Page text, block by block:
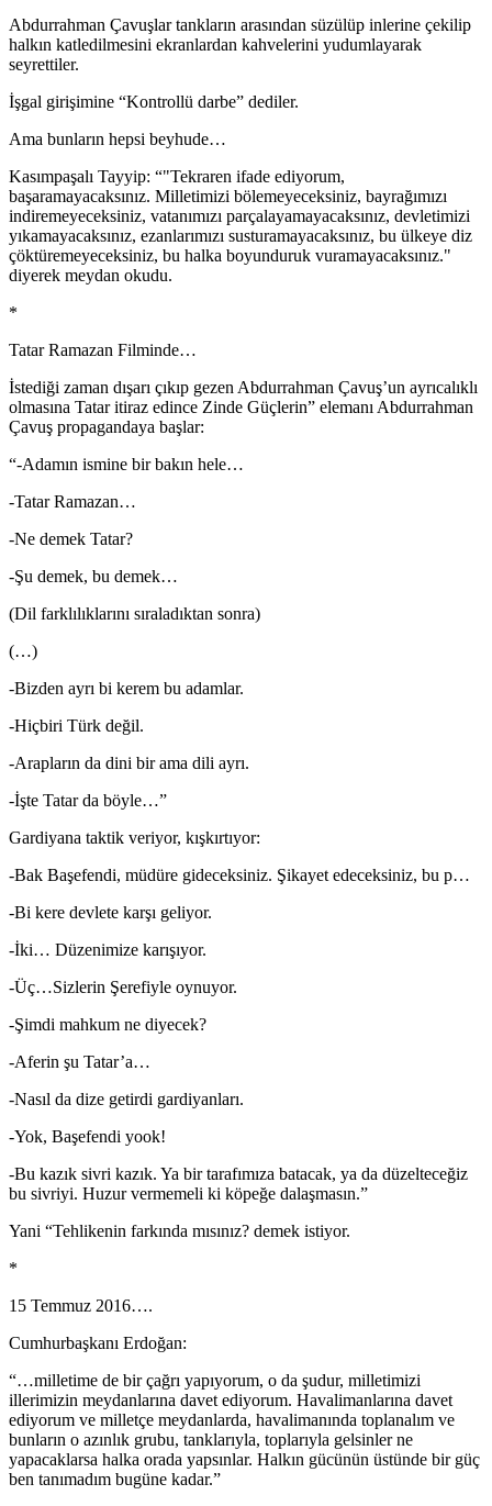
Abdurrahman Çavuşlar tankların arasından süzülüp inlerine çekilip
halkın katledilmesini ekranlardan kahvelerini yudumlayarak
seyrettiler.
İşgal girişimine “Kontrollü darbe” dediler.
Ama bunların hepsi beyhude…
Kasımpaşalı Tayyip: “"Tekraren ifade ediyorum,
başaramayacaksınız. Milletimizi bölemeyeceksiniz, bayrağımızı
indiremeyeceksiniz, vatanımızı parçalayamayacaksınız, devletimizi
yıkamayacaksınız, ezanlarımızı susturamayacaksınız, bu ülkeye diz
çöktüremeyeceksiniz, bu halka boyunduruk vuramayacaksınız."
diyerek meydan okudu.
*
Tatar Ramazan Filminde…
İstediği zaman dışarı çıkıp gezen Abdurrahman Çavuş’un ayrıcalıklı
olmasına Tatar itiraz edince Zinde Güçlerin” elemanı Abdurrahman
Çavuş propagandaya başlar:
“-Adamın ismine bir bakın hele…
-Tatar Ramazan…
-Ne demek Tatar?
-Şu demek, bu demek…
(Dil farklılıklarını sıraladıktan sonra)
(…)
-Bizden ayrı bi kerem bu adamlar.
-Hiçbiri Türk değil.
-Arapların da dini bir ama dili ayrı.
-İşte Tatar da böyle…”
Gardiyana taktik veriyor, kışkırtıyor:
-Bak Başefendi, müdüre gideceksiniz. Şikayet edeceksiniz, bu p…
-Bi kere devlete karşı geliyor.
-İki… Düzenimize karışıyor.
-Üç…Sizlerin Şerefiyle oynuyor.
-Şimdi mahkum ne diyecek?
-Aferin şu Tatar’a…
-Nasıl da dize getirdi gardiyanları.
-Yok, Başefendi yook!
-Bu kazık sivri kazık. Ya bir tarafımıza batacak, ya da düzelteceğiz
bu sivriyi. Huzur vermemeli ki köpeğe dalaşmasın.”
Yani “Tehlikenin farkında mısınız? demek istiyor.
*
15 Temmuz 2016….
Cumhurbaşkanı Erdoğan:
“…milletime de bir çağrı yapıyorum, o da şudur, milletimizi
illerimizin meydanlarına davet ediyorum. Havalimanlarına davet
ediyorum ve milletçe meydanlarda, havalimanında toplanalım ve
bunların o azınlık grubu, tanklarıyla, toplarıyla gelsinler ne
yapacaklarsa halka orada yapsınlar. Halkın gücünün üstünde bir güç
ben tanımadım bugüne kadar.”